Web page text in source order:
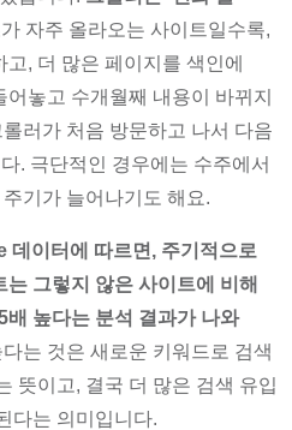
자주 올라오는 사이트일수록,
, 더 많은 페이지를 색인에
놓고 수개월째 내용이 바뀌지
러가 처음 방문하고 나서 다음
. 극단적인 경우에는 수주에서
기가 늘어나기도 해요.
이터에 따르면, 주기적으로
그렇지 않은 사이트에 비해
배 높다는 분석 결과가 나와
는 것은 새로운 키워드로 검색
뜻이고, 결국 더 많은 검색 유입
다는 의미입니다.